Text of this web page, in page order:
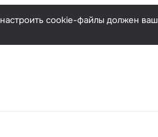
cookie-файлы должен ваш